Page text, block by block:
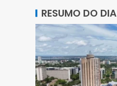
RESUMO DO DIA